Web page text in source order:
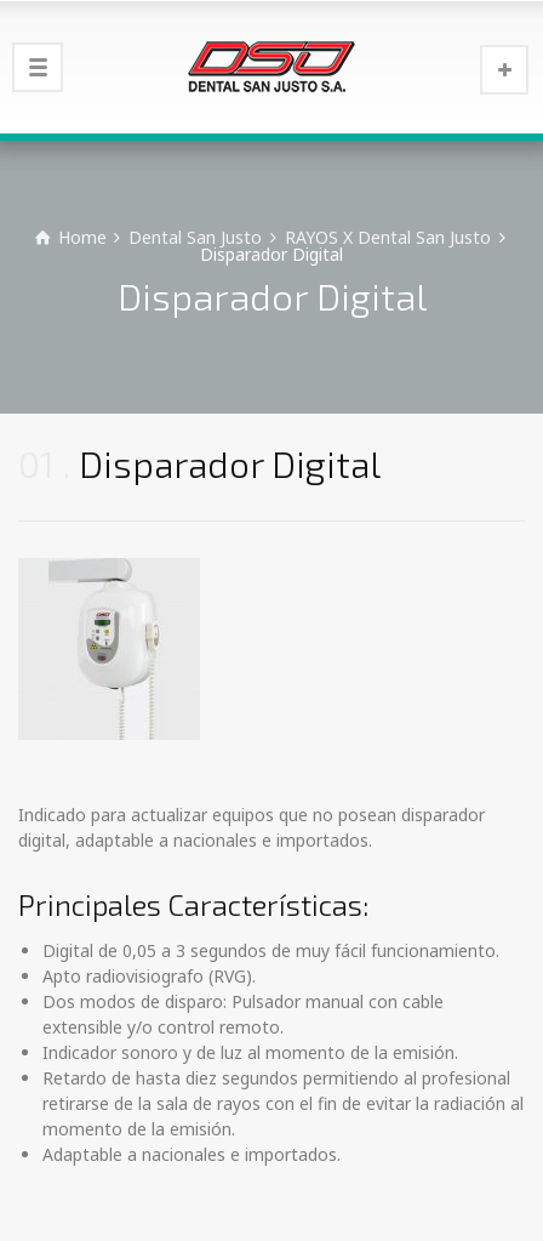
Home Dental San Justo RAYOS X Dental San Justo
Disparador Digital
Disparador Digital
Disparador Digital
Indicado para actualizar equipos que no posean disparador
digital, adaptable a nacionales e importados.
Principales Características:
Digital de 0,05 a 3 segundos de muy fácil funcionamiento.
Apto radiovisiografo (RVG).
Dos modos de disparo: Pulsador manual con cable
extensible y/o control remoto.
Indicador sonoro y de luz al momento de la emisión.
Retardo de hasta diez segundos permitiendo al profesional
retirarse de la sala de rayos con el fin de evitar la radiación al
momento de la emisión.
Adaptable a nacionales e importados.